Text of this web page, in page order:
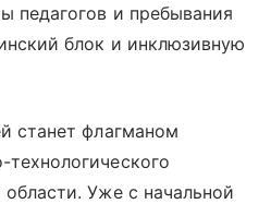
педагогов и пребывания
блок и инклюзивную
станет флагманом
Уже с начальной